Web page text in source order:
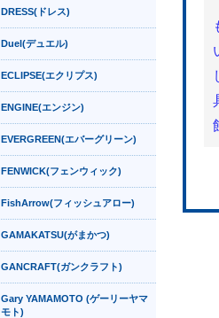
DRESS(ドレス)
Duel(デュエル)
ECLIPSE(エクリプス)
ENGINE(エンジン)
EVERGREEN(エバーグリーン)
FENWICK(フェンウィック)
FishArrow(フィッシュアロー)
GAMAKATSU(がまかつ)
GANCRAFT(ガンクラフト)
Gary YAMAMOTO (ゲーリーヤマ
モト)